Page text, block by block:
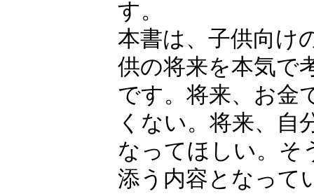
資産5億円の現役
が配当と複利の力
産を育てた「高収
法」を明かします
本書は、子供向け
供の将来を本気で
です。将来、お金